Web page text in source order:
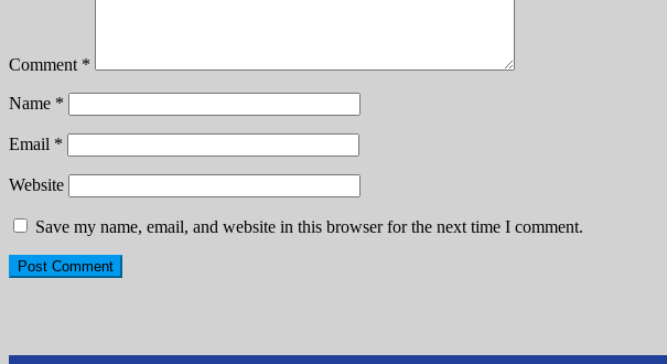
Comment *
Name *
Email *
Website
Save my name, email, and website in this browser for the next time I comment.